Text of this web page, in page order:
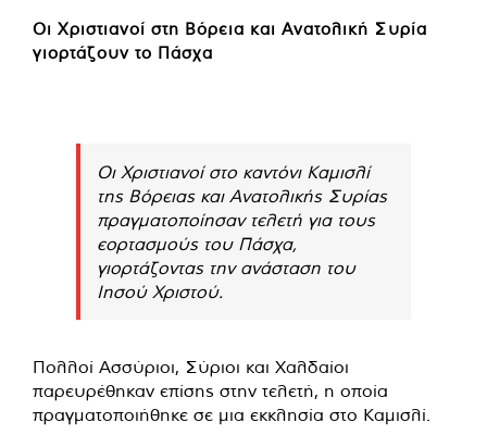
Οι Χριστιανοί στη Βόρεια και Ανατολική Συρία
γιορτάζουν το Πάσχα
Οι Χριστιανοί στο καντόνι Καμισλί
της Βόρειας και Ανατολικής Συρίας
πραγματοποίησαν τελετή για τους
εορτασμούς του Πάσχα,
γιορτάζοντας την ανάσταση του
Ιησού Χριστού.
Πολλοί Ασσύριοι, Σύριοι και Χαλδαίοι
παρευρέθηκαν επίσης στην τελετή, η οποία
πραγματοποιήθηκε σε μια εκκλησία στο Καμισλί.